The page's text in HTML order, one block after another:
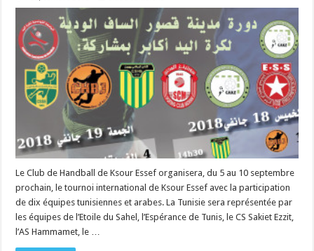
Le Club de Handball de Ksour Essef organisera, du 5 au 10 septembre
prochain, le tournoi international de Ksour Essef avec la participation
de dix équipes tunisiennes et arabes. La Tunisie sera représentée par
les équipes de l’Etoile du Sahel, l’Espérance de Tunis, le CS Sakiet Ezzit,
l’AS Hammamet, le …